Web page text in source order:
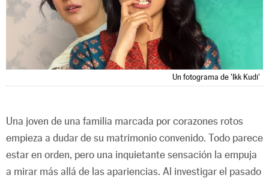
Un fotograma de 'Ikk Kudi'
Una joven de una familia marcada por corazones rotos
empieza a dudar de su matrimonio convenido. Todo parece
estar en orden, pero una inquietante sensación la empuja
a mirar más allá de las apariencias. Al investigar el pasado